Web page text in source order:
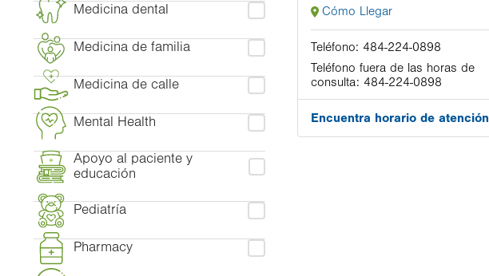
Medicina dental
Medicina de familia
Medicina de calle
Mental Health
Apoyo al paciente y
educación
Pediatría
Pharmacy
Cómo Llegar
Teléfono: 484-224-0898
Teléfono fuera de las horas de
consulta: 484-224-0898
Encuentra horario de atención